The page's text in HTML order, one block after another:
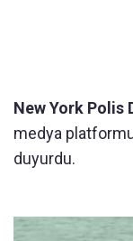
New York Polis
medya platformu
duyurdu.